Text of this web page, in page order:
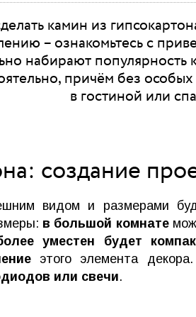
камин из
– ознакомьтесь с
набирают популярность
причём без
в гостиной или
создание
видом и размерами
в большой комнате
уместен будет
этого элемента
или свечи.